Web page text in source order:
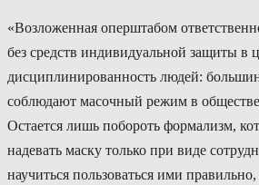
«Возложенная оперштабом
без средств индивидуальной защиты в
дисциплинированность людей:
соблюдают масочный режим в
Остается лишь побороть формализм,
надевать маску только при виде
научиться пользоваться ими